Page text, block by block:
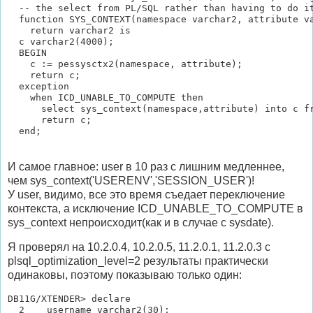
-- the select from PL/SQL rather than having to do
function SYS_CONTEXT(namespace varchar2, attribute
    return varchar2 is
  c varchar2(4000);
  BEGIN
    c := pessysctx2(namespace, attribute);
    return c;
  exception
    when ICD_UNABLE_TO_COMPUTE then
select sys_context(namespace,attribute) into c
      return c;
И самое главное: user в 10 раз с лишним медленнее,
чем sys_context('USERENV','SESSION_USER')!
У user, видимо, все это время съедает переключение
контекста, а исключение ICD_UNABLE_TO_COMPUTE в
sys_context непроисходит(как и в случае с sysdate).
Я проверял на 10.2.0.4, 10.2.0.5, 11.2.0.1, 11.2.0.3 с
plsql_optimization_level=2 результаты практически
одинаковы, поэтому показываю только один:
DB11G/XTENDER> declare
  2    username varchar2(30);